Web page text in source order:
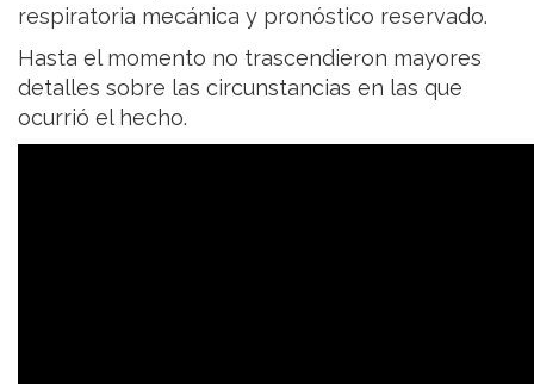
respiratoria mecánica y pronóstico reservado.
Hasta el momento no trascendieron mayores
detalles sobre las circunstancias en las que
ocurrió el hecho.